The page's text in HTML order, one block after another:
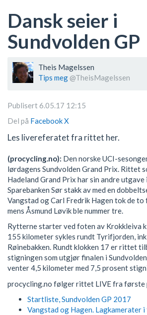
Dansk seier i
Sundvolden GP
Theis Magelssen
Tips meg @TheisMagelssen
Publisert 6.05.17 12:15
Del på FacebookX
Les livereferatet fra rittet her.
(procycling.no): Den norske UCI-
lørdagens Sundvolden Grand Prix. Rittet
Hadeland Grand Prix har sin andre
Sparebanken Sør stakk av med en
Vangstad og Carl Fredrik Hagen tok de to
mens Åsmund Løvik ble nummer tre.
Rytterne starter ved foten av Krokkleiva
155 kilometer sykles rundt Tyrifjorden,
Røinebakken. Rundt klokken 17 er rittet
stigningen som utgjør finalen i
venter 4,5 kilometer med 7,5 prosent
procycling.no følger rittet LIVE fra første
Startliste, Sundvolden GP 2017
Vangstad og Hagen. Lagkamerater